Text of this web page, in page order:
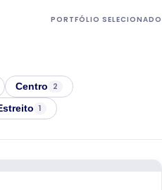
PORTFÓLIO SELECIONADO
Centro 2
1